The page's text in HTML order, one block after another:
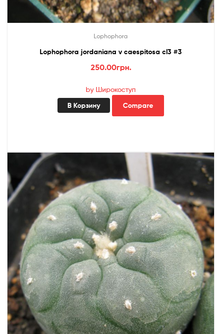
Lophophora
Lophophora jordaniana v caespitosa cl3 #3
250.00грн.
by Широкоступ
В Корзину Compare